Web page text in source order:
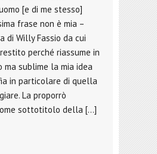
[e di me stesso]
frase non è mia –
di Willy Fassio da cui
perché riassume in
ma sublime la mia idea
in particolare di quella
La proporrò
sottotitolo della […]